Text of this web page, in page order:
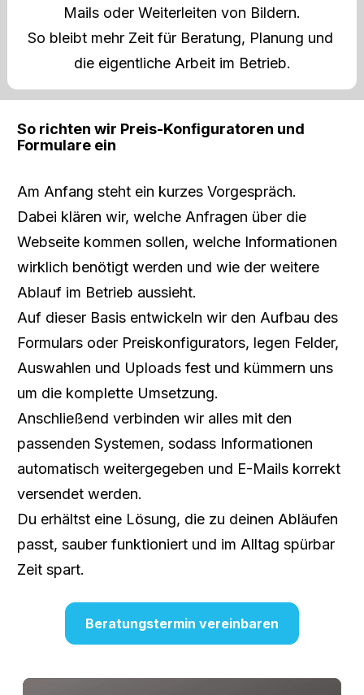
Mails oder Weiterleiten von Bildern.
So bleibt mehr Zeit für Beratung, Planung und
die eigentliche Arbeit im Betrieb.
So richten wir Preis-Konfiguratoren und
Formulare ein
Am Anfang steht ein kurzes Vorgespräch.
Dabei klären wir, welche Anfragen über die
Webseite kommen sollen, welche Informationen
wirklich benötigt werden und wie der weitere
Ablauf im Betrieb aussieht.
Auf dieser Basis entwickeln wir den Aufbau des
Formulars oder Preiskonfigurators, legen Felder,
Auswahlen und Uploads fest und kümmern uns
um die komplette Umsetzung.
Anschließend verbinden wir alles mit den
passenden Systemen, sodass Informationen
automatisch weitergegeben und E-Mails korrekt
versendet werden.
Du erhältst eine Lösung, die zu deinen Abläufen
passt, sauber funktioniert und im Alltag spürbar
Zeit spart.
Beratungstermin vereinbaren